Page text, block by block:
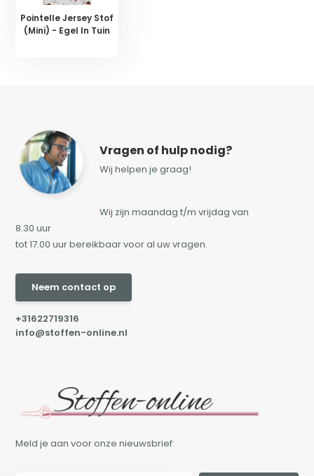
Pointelle Jersey Stof
(Mini) - Egel In Tuin
Vragen of hulp nodig?
Wij helpen je graag!
Wij zijn maandag t/m vrijdag van
8.30 uur
tot 17.00 uur bereikbaar voor al uw vragen.
Neem contact op
+31622719316
info@stoffen-online.nl
Meld je aan voor onze nieuwsbrief: